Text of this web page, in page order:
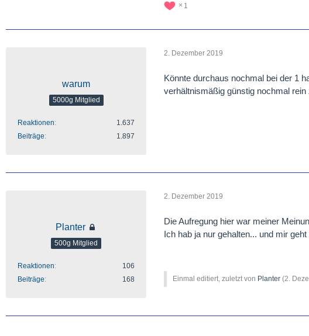
1
warum
5000g Mitglied
Reaktionen
1.637
Beiträge
1.897
2. Dezember 2019
Könnte durchaus nochmal bei der 1
verhältnismäßig günstig nochmal
Planter
500g Mitglied
Reaktionen
106
Beiträge
168
2. Dezember 2019
Die Aufregung hier war meiner
Ich hab ja nur gehalten... und mir
Einmal editiert, zuletzt von Planter (2.